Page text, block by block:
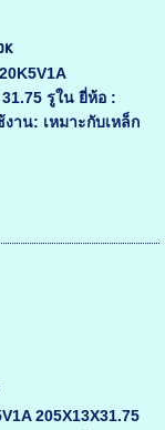
รูใน ยี่ห้อ :
าน: เหมาะกับเหล็ก
205X13X31.75